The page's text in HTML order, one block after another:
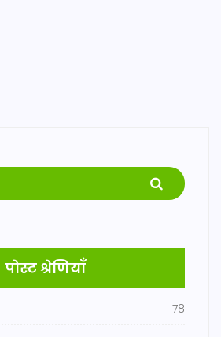
पोस्ट श्रेणियाँ
78